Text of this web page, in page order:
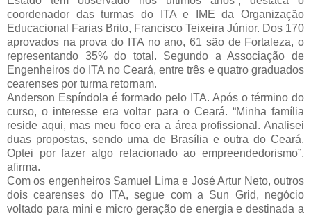
coordenador das turmas do ITA e IME da Organização
Educacional Farias Brito, Francisco Teixeira Júnior. Dos 170
aprovados na prova do ITA no ano, 61 são de Fortaleza, o
representando 35% do total. Segundo a Associação de
Engenheiros do ITA no Ceará, entre três e quatro graduados
cearenses por turma retornam.
Anderson Espíndola é formado pelo ITA. Após o término do
curso, o interesse era voltar para o Ceará. “Minha família
reside aqui, mas meu foco era a área profissional. Analisei
duas propostas, sendo uma de Brasília e outra do Ceará.
Optei por fazer algo relacionado ao empreendedorismo”,
afirma.
Com os engenheiros Samuel Lima e José Artur Neto, outros
dois cearenses do ITA, segue com a Sun Grid, negócio
voltado para mini e micro geração de energia e destinada a